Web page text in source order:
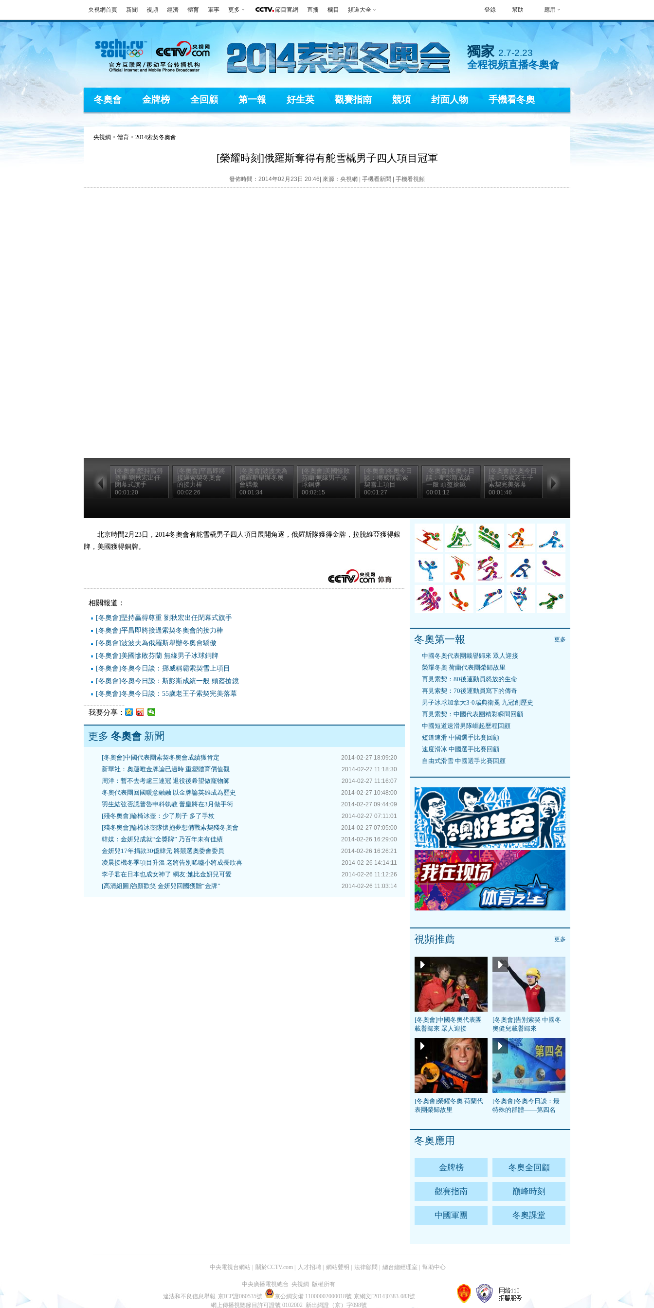
央視網首頁 新聞 視頻 經濟 體育 軍事 更多 節目官網 直播 欄目 頻道大全 幫助 應用
登錄
獨家 2.7-2.23
全程視頻直播冬奧會
冬奧會 金牌榜 全回顧 第一報 好生英 觀賽指南 競項 封面人物 手機看冬奧
央視網 > 體育 > 2014索契冬奧會
[榮耀時刻]俄羅斯奪得有舵雪橇男子四人項目冠軍
發佈時間：2014年02月23日 20:46| 來源：央視網 | 手機看新聞 手機看視頻
[冬奧會]堅持贏得
尊重 劉秋宏出任
閉幕式旗手
00:01:20
[冬奧會]平昌即將
接過索契冬奧會
的接力棒
00:02:26
[冬奧會]波波夫為
俄羅斯舉辦冬奧
會驕傲
00:01:34
[冬奧會]美國慘敗
芬蘭 無緣男子冰
球銅牌
00:02:15
[冬奧會]冬奧今日
談：挪威稱霸索
契雪上項目
00:01:27
[冬奧會]冬奧今日
談：斯彭斯成績
一般 頭盔搶鏡
00:01:12
[冬奧會]冬奧今日
談：55歲老王子
索契完美落幕
00:01:46
北京時間2月23日，2014冬奧會有舵雪橇男子四人項目展開角逐，俄羅斯隊獲得金牌，拉脫維亞獲得銀
牌，美國獲得銅牌。
相關報道：
[冬奧會]堅持贏得尊重 劉秋宏出任閉幕式旗手
[冬奧會]平昌即將接過索契冬奧會的接力棒
[冬奧會]波波夫為俄羅斯舉辦冬奧會驕傲
[冬奧會]美國慘敗芬蘭 無緣男子冰球銅牌
[冬奧會]冬奧今日談：挪威稱霸索契雪上項目
[冬奧會]冬奧今日談：斯彭斯成績一般 頭盔搶鏡
[冬奧會]冬奧今日談：55歲老王子索契完美落幕
我要分享：
更多 冬奧會新聞
2014-02-27 18:09:20
[冬奧會]中國代表團索契冬奧會成績獲肯定
2014-02-27 11:18:30
新華社：奧運唯金牌論已過時 重塑體育價值觀
2014-02-27 11:16:07
周洋：暫不去考慮三連冠 退役後希望做寵物師
2014-02-27 10:48:00
冬奧代表團回國暖意融融 以金牌論英雄成為歷史
2014-02-27 09:44:09
羽生結弦否認普魯申科執教 普皇將在3月做手術
2014-02-27 07:11:01
[殘冬奧會]輪椅冰壺：少了刷子 多了手杖
2014-02-27 07:05:00
[殘冬奧會]輪椅冰壺隊懷抱夢想備戰索契殘冬奧會
2014-02-26 16:29:00
韓媒：金妍兒成就“全獎牌” 乃百年未有佳績
2014-02-26 16:26:21
金妍兒17年捐款30億韓元 將競選奧委會委員
2014-02-26 14:14:11
凌晨接機冬季項目升溫 老將告別唏噓小將成長欣喜
2014-02-26 11:12:26
李子君在日本也成女神了 網友:她比金妍兒可愛
2014-02-26 11:03:14
[高清組圖]強顏歡笑 金妍兒回國獲贈“金牌”
冬奧第一報 更多
中國冬奧代表團載譽歸來 眾人迎接
榮耀冬奧 荷蘭代表團榮歸故里
再見索契：80後運動員怒放的生命
再見索契：70後運動員寫下的傳奇
男子冰球加拿大3-0瑞典衛冕 九冠創歷史
再見索契：中國代表團精彩瞬間回顧
中國短道速滑男隊崛起歷程回顧
短道速滑 中國選手比賽回顧
速度滑冰 中國選手比賽回顧
自由式滑雪 中國選手比賽回顧
視頻推薦 更多
[冬奧會]中國冬奧代表團
載譽歸來 眾人迎接
[冬奧會]告別索契 中國冬
奧健兒載譽歸來
[冬奧會]榮耀冬奧 荷蘭代
表團榮歸故里
[冬奧會]冬奧今日談：最
特殊的群體——第四名
冬奧應用
金牌榜 冬奧全回顧
觀賽指南 巔峰時刻
中國軍團 冬奧課堂
中央電視台網站 關於CCTV.com 人才招聘 網站聲明 法律顧問 總台總經理室 幫助中心
中央廣播電視總台 央視網 版權所有
違法和不良信息舉報 京ICP證060535號 京公網安備 11000002000018號 京網文[2014]0383-083號
網上傳播視聽節目許可證號 0102002 新出網證（京）字098號